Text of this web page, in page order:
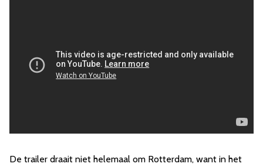
De trailer draait niet helemaal om Rotterdam, want in het